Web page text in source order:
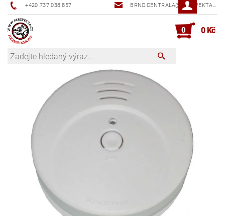
+420 737 038 857 BRNO.CENTRALA@PERSPEKTA.CZ
0 0 Kč